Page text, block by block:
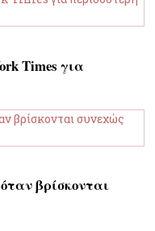
Times για
βρίσκονται